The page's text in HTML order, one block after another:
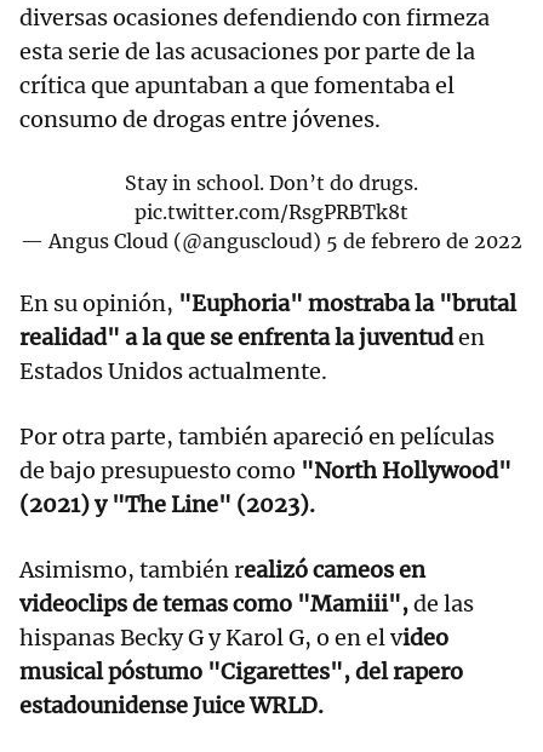
diversas ocasiones defendiendo con firmeza
esta serie de las acusaciones por parte de la
crítica que apuntaban a que fomentaba el
consumo de drogas entre jóvenes.
Stay in school. Don’t do drugs.
pic.twitter.com/RsgPRBTk8t
— Angus Cloud (@anguscloud) 5 de febrero de 2022
En su opinión, "Euphoria" mostraba la "brutal
realidad" a la que se enfrenta la juventuden
Estados Unidos actualmente.
Por otra parte, también apareció en películas
de bajo presupuesto como "North Hollywood"
(2021) y "The Line" (2023).
Asimismo, también realizó cameos en
videoclips de temas como "Mamiii",de las
hispanas Becky G y Karol G, o en el video
musical póstumo "Cigarettes", del rapero
estadounidense Juice WRLD.